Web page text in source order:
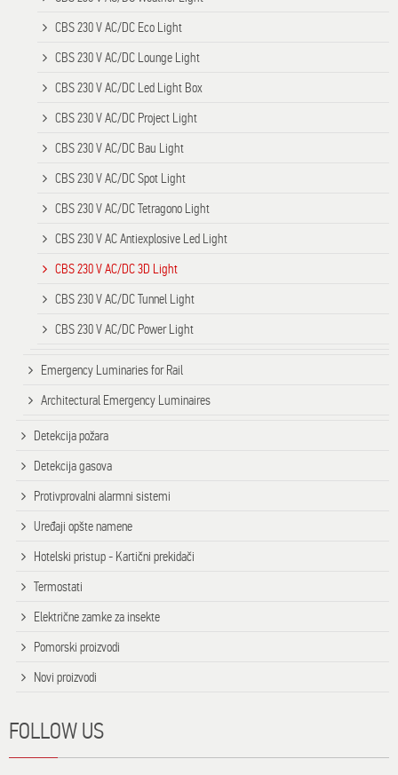
CBS 230 V AC/DC Eco Light
CBS 230 V AC/DC Lounge Light
CBS 230 V AC/DC Led Light Box
CBS 230 V AC/DC Project Light
CBS 230 V AC/DC Bau Light
CBS 230 V AC/DC Spot Light
CBS 230 V AC/DC Tetragono Light
CBS 230 V AC Antiexplosive Led Light
CBS 230 V AC/DC 3D Light
CBS 230 V AC/DC Tunnel Light
CBS 230 V AC/DC Power Light
Emergency Luminaries for Rail
Architectural Emergency Luminaires
Detekcija požara
Detekcija gasova
Protivprovalni alarmni sistemi
Uređaji opšte namene
Hotelski pristup - Kartični prekidači
Termostati
Električne zamke za insekte
Pomorski proizvodi
Novi proizvodi
FOLLOW US